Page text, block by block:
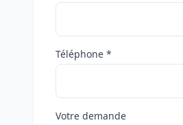
Téléphone *
Votre demande